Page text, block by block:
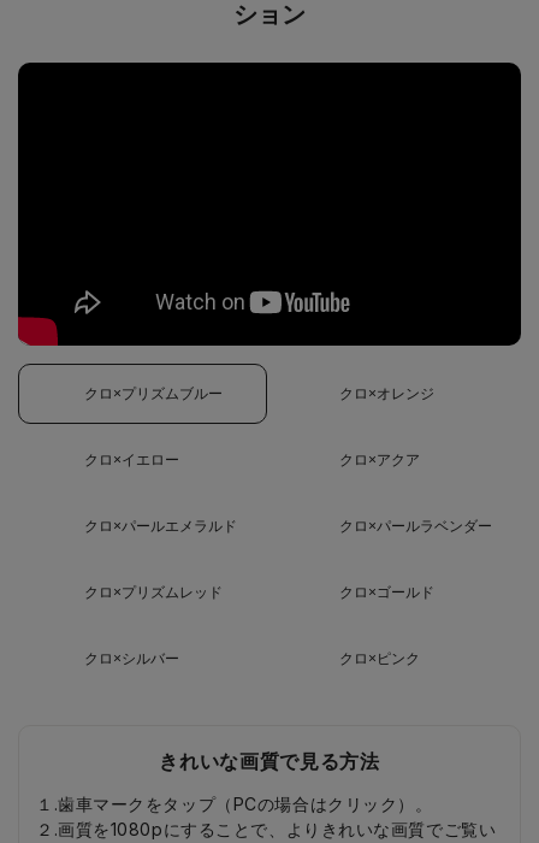
ション
クロ×プリズムブルー クロ×オレンジ
クロ×イエロー クロ×アクア
クロ×パールエメラルド クロ×パールラベンダー
クロ×プリズムレッド クロ×ゴールド
クロ×シルバー クロ×ピンク
きれいな画質で見る方法
１.歯車マークをタップ（PCの場合はクリック）。
２.画質を1080pにすることで、よりきれいな画質でご覧い